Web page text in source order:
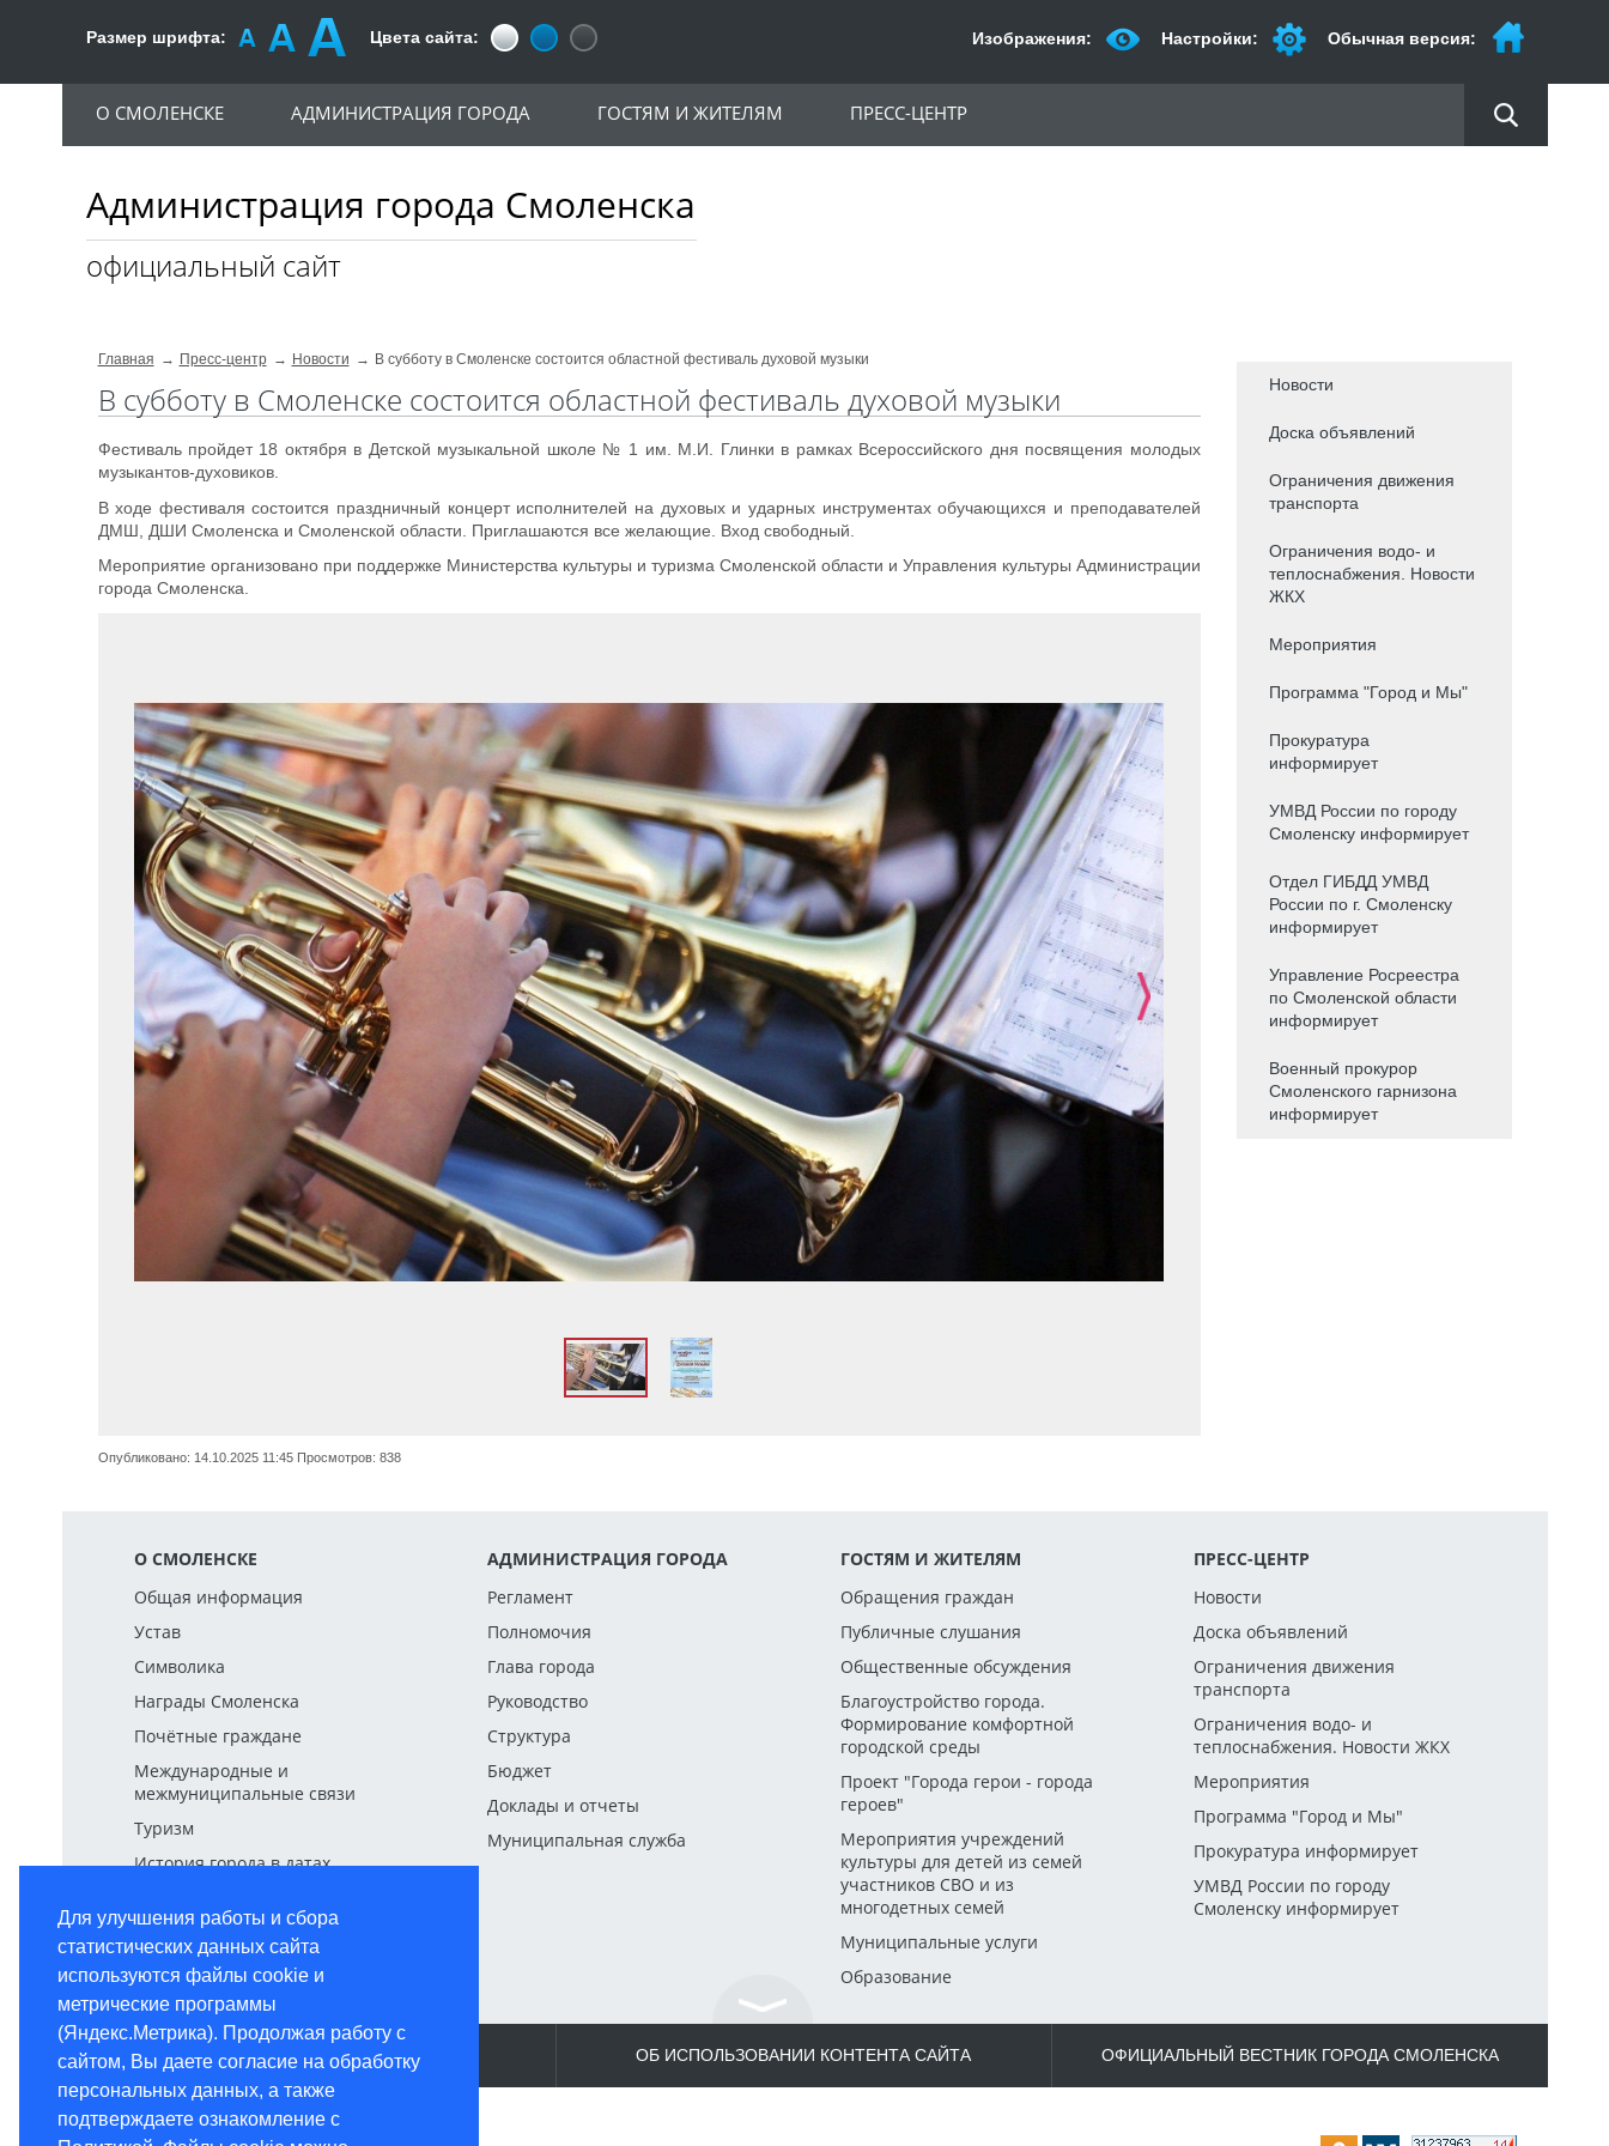
Для улучшения работы и сбора
статистических данных сайта
используются файлы cookie и
метрические программы
(Яндекс.Метрика). Продолжая работу с
сайтом, Вы даете согласие на обработку
персональных данных, а также
подтверждаете ознакомление с
Размер шрифта: Цвета сайта: Изображения: Настройки: Обычная версия:
Администрация города Смоленска
официальный сайт
О СМОЛЕНСКЕ АДМИНИСТРАЦИЯ ГОРОДА ГОСТЯМ И ЖИТЕЛЯМ ПРЕСС-ЦЕНТР
Главная Пресс-центр Новости В субботу в Смоленске состоится областной фестиваль духовой музыки
В субботу в Смоленске состоится областной фестиваль духовой музыки
Фестиваль пройдет 18 октября в Детской музыкальной школе № 1 им. М.И. Глинки в рамках Всероссийского дня посвящения молодых
музыкантов-духовиков.
В ходе фестиваля состоится праздничный концерт исполнителей на духовых и ударных инструментах обучающихся и преподавателей
ДМШ, ДШИ Смоленска и Смоленской области. Приглашаются все желающие. Вход свободный.
Мероприятие организовано при поддержке Министерства культуры и туризма Смоленской области и Управления культуры Администрации
города Смоленска.
Опубликовано: 14.10.2025 11:45 Просмотров: 838
Новости
Доска объявлений
Ограничения движения
транспорта
Ограничения водо- и
теплоснабжения. Новости
ЖКХ
Мероприятия
Программа "Город и Мы"
Прокуратура
информирует
УМВД России по городу
Смоленску информирует
Отдел ГИБДД УМВД
России по г. Смоленску
информирует
Управление Росреестра
по Смоленской области
информирует
Военный прокурор
Смоленского гарнизона
информирует
О СМОЛЕНСКЕ
Общая информация
Устав
Символика
Награды Смоленска
Почётные граждане
Международные и
межмуниципальные связи
Туризм
История города в датах
АДМИНИСТРАЦИЯ ГОРОДА
Регламент
Полномочия
Глава города
Руководство
Структура
Бюджет
Доклады и отчеты
Муниципальная служба
ГОСТЯМ И ЖИТЕЛЯМ
Обращения граждан
Публичные слушания
Общественные обсуждения
Благоустройство города.
Формирование комфортной
городской среды
Проект "Города герои - города
героев"
Мероприятия учреждений
культуры для детей из семей
участников СВО и из
многодетных семей
Муниципальные услуги
Образование
ПРЕСС-ЦЕНТР
Новости
Доска объявлений
Ограничения движения
транспорта
Ограничения водо- и
теплоснабжения. Новости ЖКХ
Мероприятия
Программа "Город и Мы"
Прокуратура информирует
УМВД России по городу
Смоленску информирует
КОНТАКТНАЯ ИНФОРМАЦИЯ ОБ ИСПОЛЬЗОВАНИИ КОНТЕНТА САЙТА ОФИЦИАЛЬНЫЙ ВЕСТНИК ГОРОДА СМОЛЕНСКА